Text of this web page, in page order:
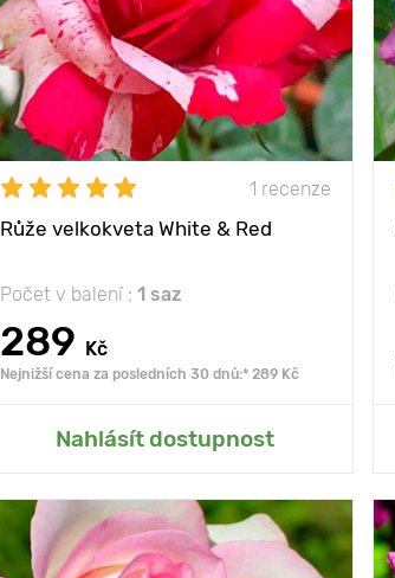
1 recenze
Růže velkokveta White & Red
Počet v balení : 1 saz
289 Kč
Nejnižší cena za posledních 30 dnů:* 289 Kč
Nahlásít dostupnost
Vzdálenost mezi
rostlinami
50 - 100 cm
Poloha slunce
Mrazuvzdornost mrazuvzdorný
Přidat do mé zahrady
Vlastnosti
kultivar s efektními
květinami